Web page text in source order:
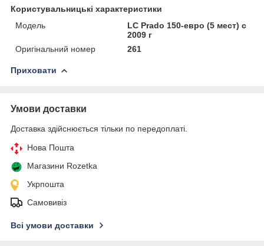
Користувальницькі характеристики
Мoдель
LС Prado 150-евро (5 мест) с
2009 г
Оригінальний номер
261
Приховати
Умови доставки
Доставка здійснюється тільки по передоплаті.
Нова Пошта
Магазини Rozetka
Укрпошта
Самовивіз
Всі умови доставки